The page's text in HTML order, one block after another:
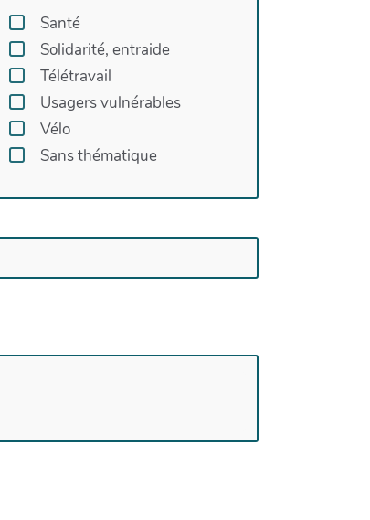
Santé
Solidarité, entraide
Télétravail
Usagers vulnérables
Vélo
Sans thématique